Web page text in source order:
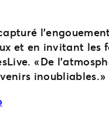
et en invitant
« De
inoubliables. »